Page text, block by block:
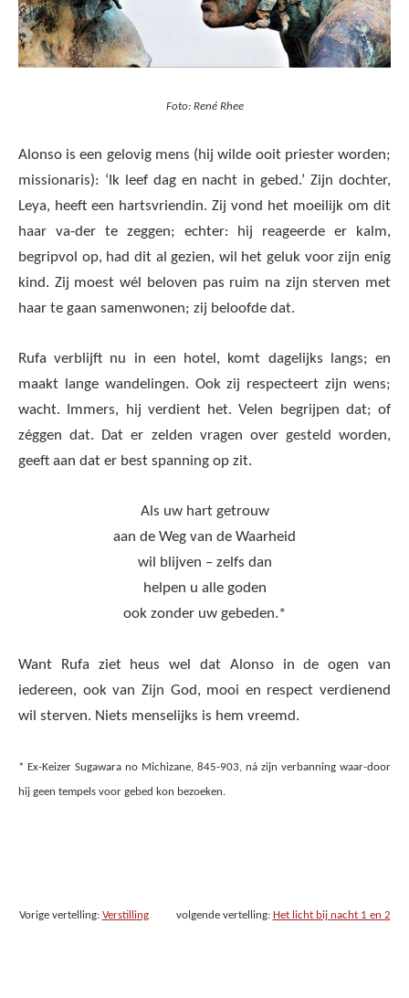
Foto: René Rhee
Alonso is een gelovig mens (hij wilde ooit priester worden;
missionaris): ‘Ik leef dag en nacht in gebed.’ Zijn dochter,
Leya, heeft een hartsvriendin. Zij vond het moeilijk om dit
haar va-der te zeggen; echter: hij reageerde er kalm,
begripvol op, had dit al gezien, wil het geluk voor zijn enig
kind. Zij moest wél beloven pas ruim na zijn sterven met
haar te gaan samenwonen; zij beloofde dat.
Rufa verblijft nu in een hotel, komt dagelijks langs; en
maakt lange wandelingen. Ook zij respecteert zijn wens;
wacht. Immers, hij verdient het. Velen begrijpen dat; of
zéggen dat. Dat er zelden vragen over gesteld worden,
geeft aan dat er best spanning op zit.
Als uw hart getrouw
aan de Weg van de Waarheid
wil blijven – zelfs dan
helpen u alle goden
ook zonder uw gebeden.*
Want Rufa ziet heus wel dat Alonso in de ogen van
iedereen, ook van Zijn God, mooi en respect verdienend
wil sterven. Niets menselijks is hem vreemd.
* Ex-Keizer Sugawara no Michizane, 845-903, ná zijn verbanning waar-door
hij geen tempels voor gebed kon bezoeken.
Vorige vertelling: Verstillingvolgende vertelling: Het licht bij nacht 1 en 2